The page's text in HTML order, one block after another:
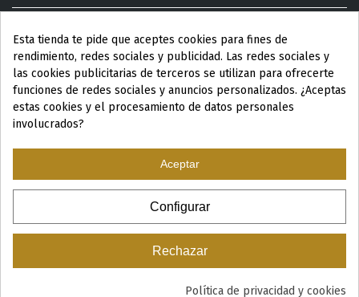
DESTACADOS
ESP|ENG
© 2024 Productos Wellness para Spa y Centros de estética
Esta tienda te pide que aceptes cookies para fines de
rendimiento, redes sociales y publicidad. Las redes sociales y
las cookies publicitarias de terceros se utilizan para ofrecerte
funciones de redes sociales y anuncios personalizados. ¿Aceptas
estas cookies y el procesamiento de datos personales
involucrados?
Aceptar
Configurar
Rechazar
Política de privacidad y cookies